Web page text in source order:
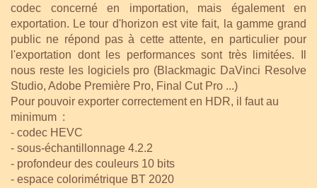
codec concerné en importation, mais également en
exportation. Le tour d'horizon est vite fait, la gamme grand
public ne répond pas à cette attente, en particulier pour
l'exportation dont les performances sont très limitées. Il
nous reste les logiciels pro (Blackmagic DaVinci Resolve
Studio, Adobe Première Pro, Final Cut Pro ...)
Pour pouvoir exporter correctement en HDR, il faut au
minimum :
- codec HEVC
- sous-échantillonnage 4.2.2
- profondeur des couleurs 10 bits
- espace colorimétrique BT 2020